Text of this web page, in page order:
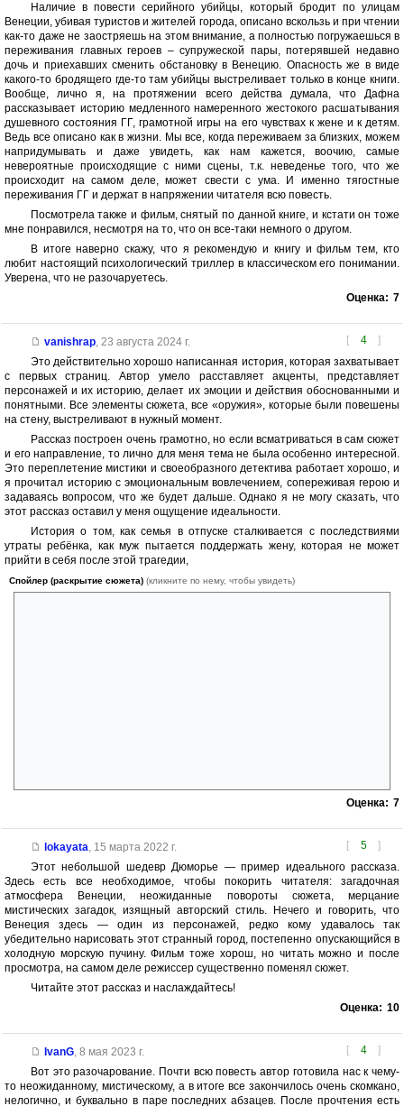
Наличие в повести серийного убийцы, который бродит по улицам
Венеции, убивая туристов и жителей города, описано вскользь и при чтении
как-то даже не заостряешь на этом внимание, а полностью погружаешься в
переживания главных героев – супружеской пары, потерявшей недавно
дочь и приехавших сменить обстановку в Венецию. Опасность же в виде
какого-то бродящего где-то там убийцы выстреливает только в конце книги.
Вообще, лично я, на протяжении всего действа думала, что Дафна
рассказывает историю медленного намеренного жестокого расшатывания
душевного состояния ГГ, грамотной игры на его чувствах к жене и к детям.
Ведь все описано как в жизни. Мы все, когда переживаем за близких, можем
напридумывать и даже увидеть, как нам кажется, воочию, самые
невероятные происходящие с ними сцены, т.к. неведенье того, что же
происходит на самом деле, может свести с ума. И именно тягостные
переживания ГГ и держат в напряжении читателя всю повесть.
Посмотрела также и фильм, снятый по данной книге, и кстати он тоже
мне понравился, несмотря на то, что он все-таки немного о другом.
В итоге наверно скажу, что я рекомендую и книгу и фильм тем, кто
любит настоящий психологический триллер в классическом его понимании.
Уверена, что не разочаруетесь.
Оценка: 7
[ 4 ]
vanishrap, 23 августа 2024 г.
Это действительно хорошо написанная история, которая захватывает
с первых страниц. Автор умело расставляет акценты, представляет
персонажей и их историю, делает их эмоции и действия обоснованными и
понятными. Все элементы сюжета, все «оружия», которые были повешены
на стену, выстреливают в нужный момент.
Рассказ построен очень грамотно, но если всматриваться в сам сюжет
и его направление, то лично для меня тема не была особенно интересной.
Это переплетение мистики и своеобразного детектива работает хорошо, и
я прочитал историю с эмоциональным вовлечением, сопереживая герою и
задаваясь вопросом, что же будет дальше. Однако я не могу сказать, что
этот рассказ оставил у меня ощущение идеальности.
История о том, как семья в отпуске сталкивается с последствиями
утраты ребёнка, как муж пытается поддержать жену, которая не может
прийти в себя после этой трагедии,
Спойлер (раскрытие сюжета) (кликните по нему, чтобы увидеть)
Оценка: 7
[ 5 ]
lokayata, 15 марта 2022 г.
Этот небольшой шедевр Дюморье — пример идеального рассказа.
Здесь есть все необходимое, чтобы покорить читателя: загадочная
атмосфера Венеции, неожиданные повороты сюжета, мерцание
мистических загадок, изящный авторский стиль. Нечего и говорить, что
Венеция здесь — один из персонажей, редко кому удавалось так
убедительно нарисовать этот странный город, постепенно опускающийся в
холодную морскую пучину. Фильм тоже хорош, но читать можно и после
просмотра, на самом деле режиссер существенно поменял сюжет.
Читайте этот рассказ и наслаждайтесь!
Оценка: 10
[ 4 ]
IvanG, 8 мая 2023 г.
Вот это разочарование. Почти всю повесть автор готовила нас к чему-
то неожиданному, мистическому, а в итоге все закончилось очень скомкано,
нелогично, и буквально в паре последних абзацев. После прочтения есть